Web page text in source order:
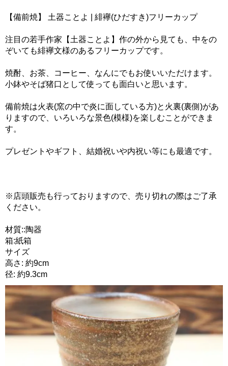
【備前焼】 土器ことよ | 緋襷(ひだすき)フリーカップ
注目の若手作家【土器ことよ】作の外から見ても、中をの
ぞいても緋襷文様のあるフリーカップです。
焼酎、お茶、コーヒー、なんにでもお使いいただけます。
小鉢やそば猪口として使っても面白いと思います。
備前焼は火表(窯の中で炎に面している方)と火裏(裏側)があ
りますので、いろいろな景色(模様)を楽しむことができま
す。
プレゼントやギフト、結婚祝いや内祝い等にも最適です。
※店頭販売も行っておりますので、売り切れの際はご了承
ください。
材質::陶器
箱:紙箱
サイズ
高さ: 約9cm
径: 約9.3cm